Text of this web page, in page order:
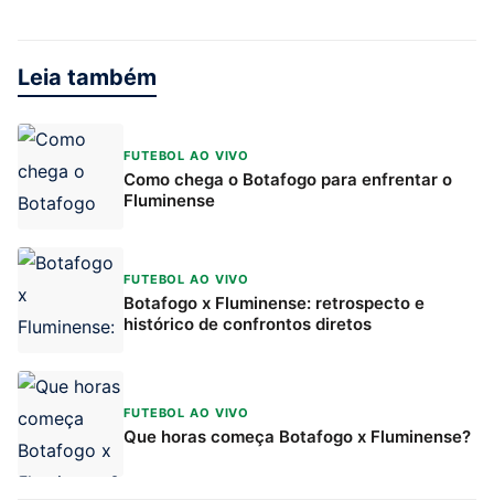
Leia também
FUTEBOL AO VIVO
Como chega o Botafogo para enfrentar o
Fluminense
FUTEBOL AO VIVO
Botafogo x Fluminense: retrospecto e
histórico de confrontos diretos
FUTEBOL AO VIVO
Que horas começa Botafogo x Fluminense?